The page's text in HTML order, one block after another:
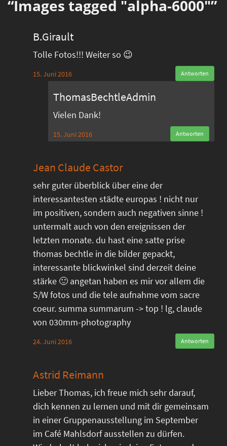
“Images tagged "alpha-6000"”
B.Girault
Tolle Fotos!!! Weiter so 😉
15. Juni 2016 Antworten
ThomasBechtleAdmin
Vielen Dank!
15. Juni 2016 Antworten
Jean Claude Castor
sehr guter überblick über eine der
interessantesten städte europas ! nicht nur
im positiven, sondern auch negativen sinne !
untermalt auch von den ereignissen der
letzten monate. du hast eine satte prise
thomas bechtle in die bilder gepackt,
interessante blickwinkel sind derzeit deine
stärke 🙂 angetan haben es mir vor allem die
S/W fotos und die tele aufnahme vom sacre
coeur. summa summarum -> top ! lg, claude
von 030mm-photography
24. Juni 2016 Antworten
Astrid Reimann
Lieber Thomas, ich freue mich sehr darauf,
dich kennen zu lernen und mit dir gemeinsam
in einer Gruppenausstellung im September
im Café Mahlsdorf ausstellen zu dürfen.